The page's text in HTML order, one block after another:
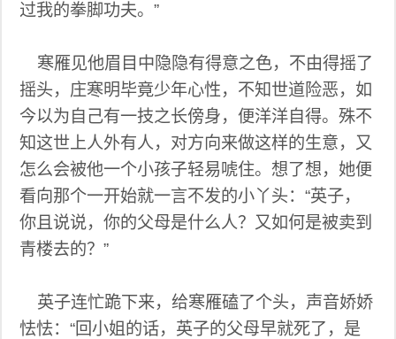
过我的拳脚功夫。”
寒雁见他眉目中隐隐有得意之色，不由得摇了
摇头，庄寒明毕竟少年心性，不知世道险恶，如
今以为自己有一技之长傍身，便洋洋自得。殊不
知这世上人外有人，对方向来做这样的生意，又
怎么会被他一个小孩子轻易唬住。想了想，她便
看向那个一开始就一言不发的小丫头：“英子，
你且说说，你的父母是什么人？又如何是被卖到
青楼去的？”
英子连忙跪下来，给寒雁磕了个头，声音娇娇
怯怯：“回小姐的话，英子的父母早就死了，是